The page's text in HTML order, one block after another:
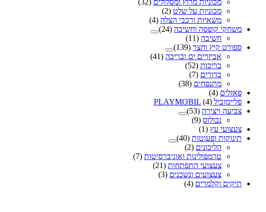
מכוניות מרוץ ומסלולים (32)
מכוניות על שלט (2)
משאיות ורכבי הצלה (4)
משחקי קופסה וחשיבה (24)
חשיבה (11)
ספורט קיץ וחצר (139)
אביזרים ים ובריכה (41)
בריכות (52)
כדורים (7)
מתנפחים (38)
פאזלים (4)
פליימוביל PLAYMOBIL (4)
צביעה ויצירה (53)
נבולוס (9)
צעצועי עץ (1)
תינוקות ופעוטות (40)
הליכונים (2)
טרמפולינות ואוניברסיטות (7)
צעצועי התפתחות (21)
צעצועים ונשכנים (3)
תיקים וקלמרים (4)